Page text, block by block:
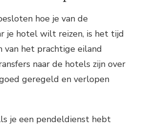
hoe je van de
je hotel wilt reizen, is het tijd
van het prachtige eiland
naar de hotels zijn over
geregeld en verlopen
je een pendeldienst hebt